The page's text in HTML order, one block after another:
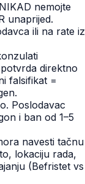
NIKAD nemojte
unaprijed.
ili na rate iz
direktno
falsifikat =
Poslodavac
i ban od 1–5
navesti tačnu
lokaciju rada,
(Befristet vs